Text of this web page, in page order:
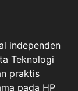
independen
Teknologi
praktis
pada HP